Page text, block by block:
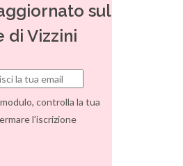
sul
di Vizzini
controlla la tua
l'iscrizione